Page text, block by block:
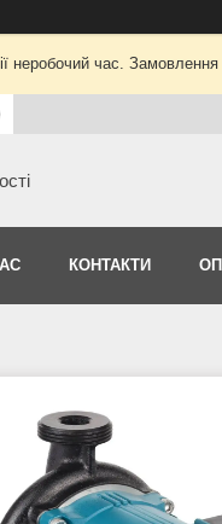
неробочий час.
КОНТАКТИ